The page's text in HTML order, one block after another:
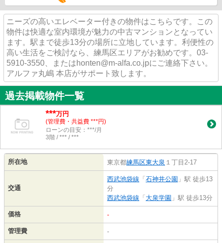
ニーズの高いエレベーター付きの物件はこちらです。この
物件は快適な室内環境が魅力の中古マンションとなってい
ます。駅まで徒歩13分の場所に立地しています。利便性の
高い生活をご検討なら、練馬区エリアがお勧めです。03-
5910-3550、またはhonten@m-alfa.co.jpにご連絡下さい。
アルファ丸嶋 本店がサポート致します。
過去掲載物件一覧
***万円
(管理費・共益費 ***円)
ローンの目安：***/月
3階 / *** / ***
所在地 東京都練馬区東大泉 １丁目2-17
交通
西武池袋線 「 石神井公園 」駅 徒歩13
分
西武池袋線 「 大泉学園 」駅 徒歩13分
価格 -
管理費 -